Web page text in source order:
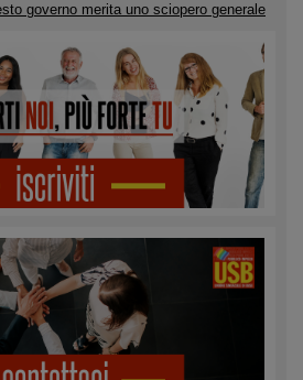
governo merita uno sciopero generale